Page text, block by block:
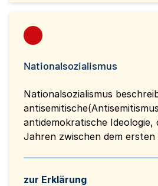
Nationalsozialismus
Nationalsozialismus
antidemokratische Ideologie,
Jahren zwischen dem ersten
zur Erklärung